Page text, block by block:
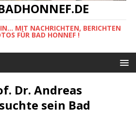
MIT NACHRICHTEN, BERICHTEN
FÜR BAD HONNEF !
Dr. Andreas
sein Bad